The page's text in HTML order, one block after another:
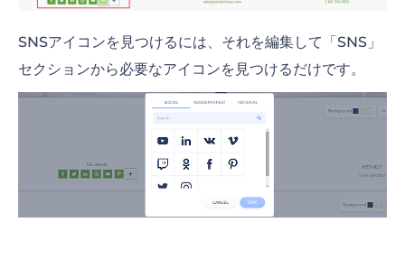
SNSアイコンを見つけるには、それを編集して「SNS」
セクションから必要なアイコンを見つけるだけです。